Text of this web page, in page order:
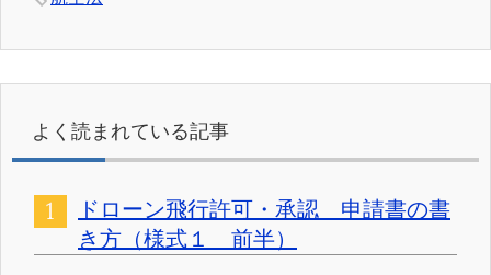
よく読まれている記事
ドローン飛行許可・承認 申請書の書
き方（様式１ 前半）